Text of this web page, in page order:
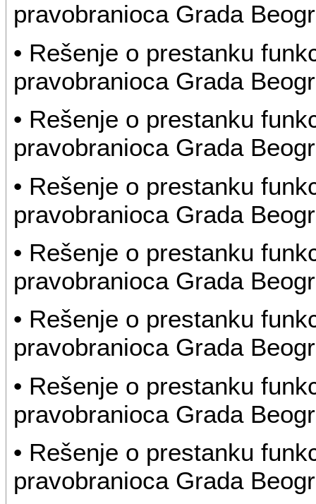
pravobranioca Grada
• Rešenje o prestanku
pravobranioca Grada
• Rešenje o prestanku
pravobranioca Grada
• Rešenje o prestanku
pravobranioca Grada
• Rešenje o prestanku
pravobranioca Grada
• Rešenje o prestanku
pravobranioca Grada
• Rešenje o prestanku
pravobranioca Grada
• Rešenje o prestanku
pravobranioca Grada